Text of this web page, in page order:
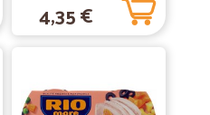
impeccabile e prodotti
30/05/2020
4,35 €